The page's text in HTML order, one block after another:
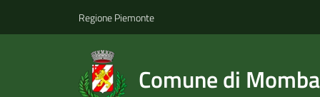
Regione Piemonte
Comune di